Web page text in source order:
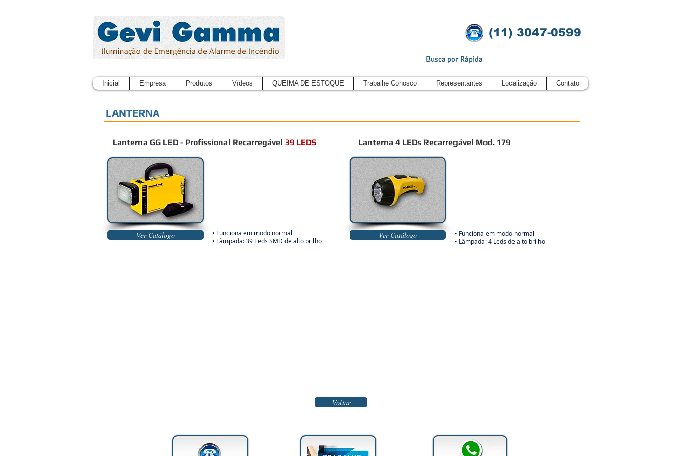
(11) 3047-0599
Busca por Rápida
Inicial Empresa Produtos Vídeos QUEIMA DE ESTOQUE Trabalhe Conosco Representantes Localização Contato
Lanterna GG LED - Profissional Recarregável 39 LEDS
Ver Catálogo
• Funciona em modo normal
• Lâmpada: 39 Leds SMD de alto brilho
Lanterna 4 LEDs Recarregável Mod. 179
Ver Catálogo
• Funciona em modo normal
• Lâmpada: 4 Leds de alto brilho
LANTERNA
Voltar